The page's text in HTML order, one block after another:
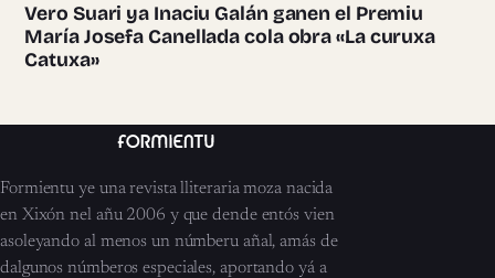
Vero Suari ya Inaciu Galán ganen el Premiu
María Josefa Canellada cola obra «La curuxa
Catuxa»
Formientu ye una revista lliteraria moza nacida
en Xixón nel añu 2006 y que dende entós vien
asoleyando al menos un númberu añal, amás de
dalgunos númberos especiales, aportando yá a